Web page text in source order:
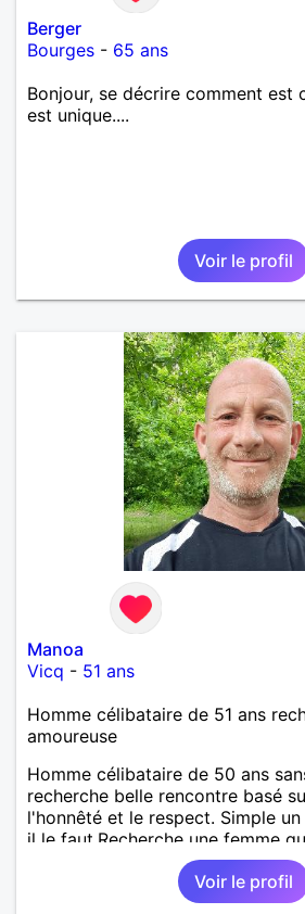
Berger
Bourges - 65 ans
Bonjour, se décrire comment est
est unique....
Voir le profil
Manoa
Vicq - 51 ans
Homme célibataire de 51 ans
amoureuse
Homme célibataire de 50 ans
recherche belle rencontre basé
l'honnêté et le respect. Simple
il le faut.Recherche une femme
peu.Sur Valenciennes.
Voir le profil